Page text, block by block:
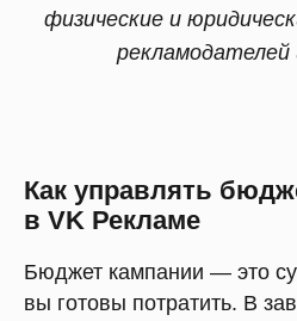
физические и
Как управлять
в VK Рекламе
Бюджет кампании — это
вы готовы потратить. В